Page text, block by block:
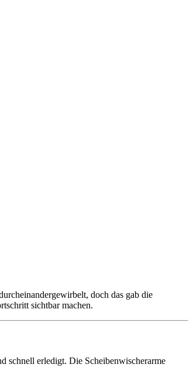
doch das gab die
sichtbar machen.
schnell erledigt. Die Scheibenwischerarme